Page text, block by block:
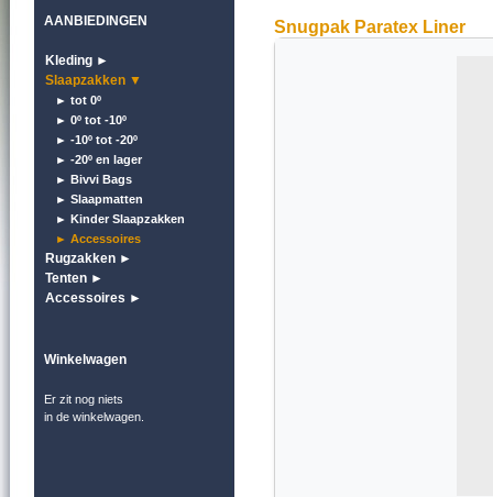
AANBIEDINGEN
Kleding ►
Slaapzakken ▼
► tot 0º
► 0º tot -10º
► -10º tot -20º
► -20º en lager
► Bivvi Bags
► Slaapmatten
► Kinder Slaapzakken
► Accessoires
Rugzakken ►
Tenten ►
Accessoires ►
Winkelwagen
Er zit nog niets
in de winkelwagen.
Snugpak Paratex Liner